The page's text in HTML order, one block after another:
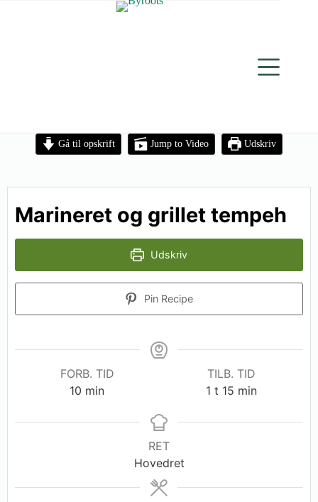
Gå til opskrift Jump to Video Udskriv
Marineret og grillet tempeh
Udskriv
Pin Recipe
FORB. TID
10 min
TILB. TID
1 t 15 min
RET
Hovedret